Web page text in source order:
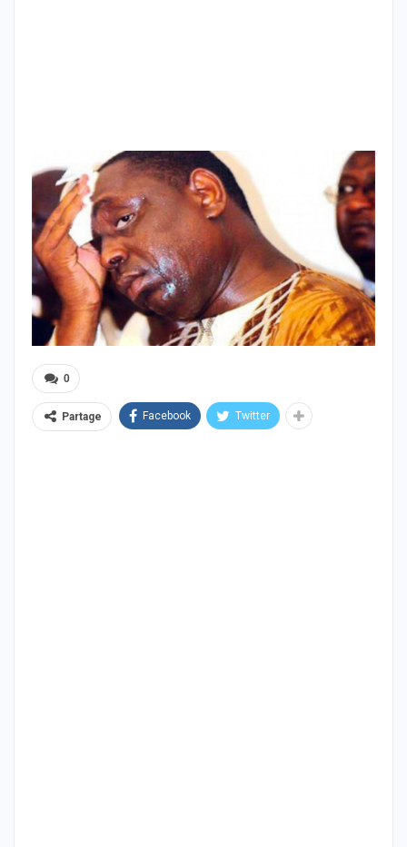
0
Partage Facebook Twitter